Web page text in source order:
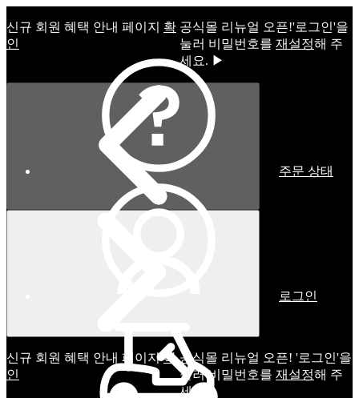
신규 회원 혜택 안내 페이지 확
인
공식몰 리뉴얼 오픈!ㅤ'로그인'을
눌러 비밀번호를 재설정해 주
세요. ▶
신규 회원 혜택 안내 페이지확
인
공식몰 리뉴얼 오픈! '로그인'을
눌러 비밀번호를 재설정해 주
세요.
주문 상태
로그인